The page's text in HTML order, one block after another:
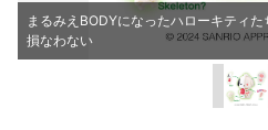
まるみえBODYになったハローキティ
損なわない